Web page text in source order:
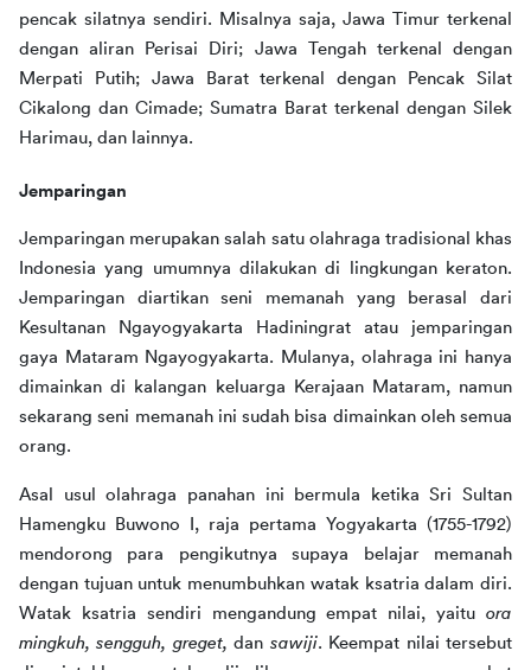
pencak silatnya sendiri. Misalnya saja, Jawa Timur terkenal
dengan aliran Perisai Diri; Jawa Tengah terkenal dengan
Merpati Putih; Jawa Barat terkenal dengan Pencak Silat
Cikalong dan Cimade; Sumatra Barat terkenal dengan Silek
Harimau, dan lainnya.
Jemparingan
Jemparingan merupakan salah satu olahraga tradisional khas
Indonesia yang umumnya dilakukan di lingkungan keraton.
Jemparingan diartikan seni memanah yang berasal dari
Kesultanan Ngayogyakarta Hadiningrat atau jemparingan
gaya Mataram Ngayogyakarta. Mulanya, olahraga ini hanya
dimainkan di kalangan keluarga Kerajaan Mataram, namun
sekarang seni memanah ini sudah bisa dimainkan oleh semua
orang.
Asal usul olahraga panahan ini bermula ketika Sri Sultan
Hamengku Buwono I, raja pertama Yogyakarta (1755-1792)
mendorong para pengikutnya supaya belajar memanah
dengan tujuan untuk menumbuhkan watak ksatria dalam diri.
Watak ksatria sendiri mengandung empat nilai, yaitu ora
mingkuh, sengguh, greget, dan sawiji. Keempat nilai tersebut